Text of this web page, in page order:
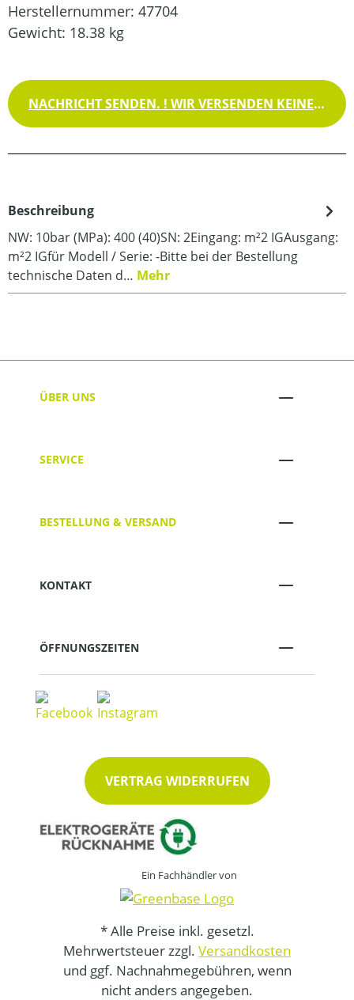
Herstellernummer: 47704
Gewicht: 18.38 kg
NACHRICHT SENDEN. ! WIR VERSENDEN KEINE WAREN !
Beschreibung
NW: 10bar (MPa): 400 (40)SN: 2Eingang: m²2 IGAusgang:
m²2 IGfür Modell / Serie: -Bitte bei der Bestellung
technische Daten d… Mehr
ÜBER UNS
SERVICE
BESTELLUNG & VERSAND
KONTAKT
ÖFFNUNGSZEITEN
VERTRAG WIDERRUFEN
Ein Fachhändler von
* Alle Preise inkl. gesetzl.
Mehrwertsteuer zzgl. Versandkosten
und ggf. Nachnahmegebühren, wenn
nicht anders angegeben.